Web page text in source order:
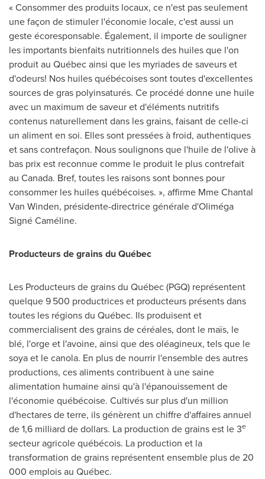
« Consommer des produits locaux, ce n'est pas seulement
une façon de stimuler l'économie locale, c'est aussi un
geste écoresponsable. Également, il importe de souligner
les importants bienfaits nutritionnels des huiles que l'on
produit au Québec ainsi que les myriades de saveurs et
d'odeurs! Nos huiles québécoises sont toutes d'excellentes
sources de gras polyinsaturés. Ce procédé donne une huile
avec un maximum de saveur et d'éléments nutritifs
contenus naturellement dans les grains, faisant de celle-ci
un aliment en soi. Elles sont pressées à froid, authentiques
et sans contrefaçon. Nous soulignons que l'huile de l'olive à
bas prix est reconnue comme le produit le plus contrefait
au Canada. Bref, toutes les raisons sont bonnes pour
consommer les huiles québécoises. », affirme Mme Chantal
Van Winden, présidente-directrice générale d'Oliméga
Signé Caméline.
Producteurs de grains du Québec
Les Producteurs de grains du Québec (PGQ) représentent
quelque 9 500 productrices et producteurs présents dans
toutes les régions du Québec. Ils produisent et
commercialisent des grains de céréales, dont le maïs, le
blé, l'orge et l'avoine, ainsi que des oléagineux, tels que le
soya et le canola. En plus de nourrir l'ensemble des autres
productions, ces aliments contribuent à une saine
alimentation humaine ainsi qu'à l'épanouissement de
l'économie québécoise. Cultivés sur plus d'un million
d'hectares de terre, ils génèrent un chiffre d'affaires annuel
de 1,6 milliard de dollars. La production de grains est le 3e
secteur agricole québécois. La production et la
transformation de grains représentent ensemble plus de 20
000 emplois au Québec.